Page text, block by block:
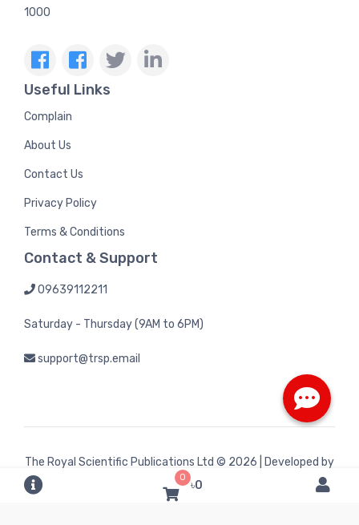
1000
Useful Links
Complain
About Us
Contact Us
Privacy Policy
Terms & Conditions
Contact & Support
09639112211
Saturday - Thursday (9AM to 6PM)
support@trsp.email
The Royal Scientific Publications Ltd © 2026 | Developed by
Bintel Future Tech
0
৳0